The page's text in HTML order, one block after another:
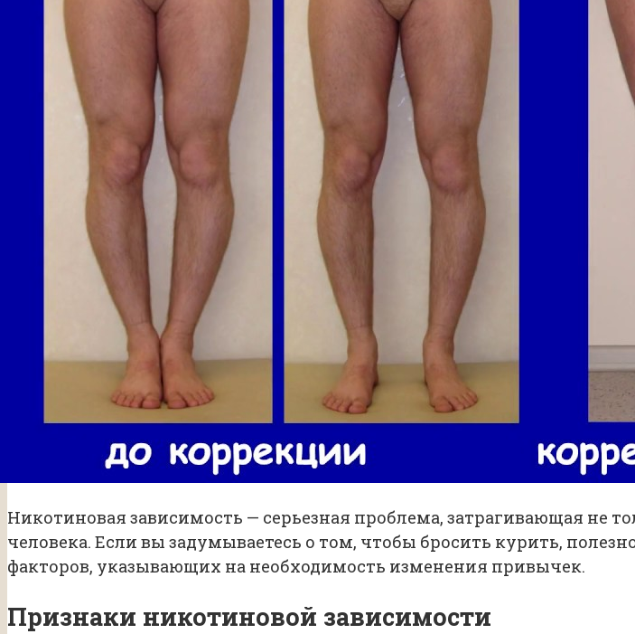
Никотиновая зависимость — серьезная проблема, затрагивающая не
человека. Если вы задумываетесь о том, чтобы бросить курить,
факторов, указывающих на необходимость изменения привычек.
Признаки никотиновой зависимости